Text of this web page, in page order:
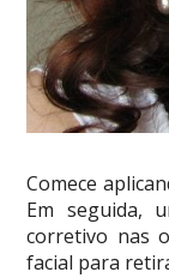
Comece
Em seguida,
corretivo nas
facial para